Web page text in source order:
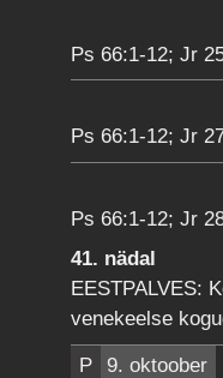
Ps 66:1-12; Jr
Ps 66:1-12; Jr
Ps 66:1-12; Jr
41. nädal
EESTPALVES:
venekeelse
P
9. oktoober